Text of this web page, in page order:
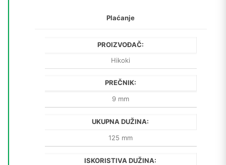
Plaćanje
PROIZVOĐAČ:
Hikoki
PREČNIK:
9 mm
UKUPNA DUŽINA:
125 mm
ISKORISTIVA DUŽINA: